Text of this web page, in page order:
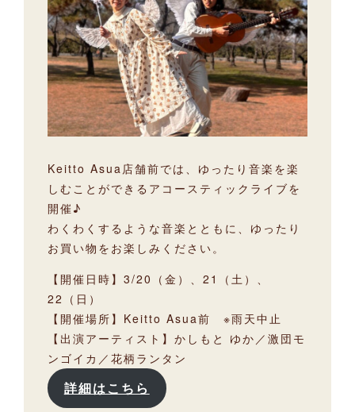
Keitto Asua店舗前では、ゆったり音楽を楽
しむことができるアコースティックライブを
開催♪
わくわくするような音楽とともに、ゆったり
お買い物をお楽しみください。
【開催日時】3/20（金）、21（土）、
22（日）
【開催場所】Keitto Asua前 ※雨天中止
【出演アーティスト】かしもと ゆか／激団モ
ンゴイカ／花柄ランタン
詳細はこちら